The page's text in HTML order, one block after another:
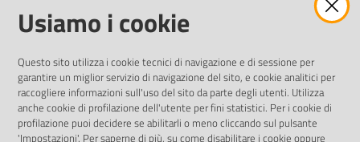
Amministrazione Trasparente
Pubblicità legale
Privacy Policy
Attuazione Misure PNRR
Liste di Attesa
Usiamo i cookie
Questo sito utilizza i cookie tecnici di navigazione e di sessione per
garantire un miglior servizio di navigazione del sito, e cookie analitici per
raccogliere informazioni sull'uso del sito da parte degli utenti. Utilizza
anche cookie di profilazione dell'utente per fini statistici. Per i cookie di
profilazione puoi decidere se abilitarli o meno cliccando sul pulsante
'Impostazioni'. Per saperne di più, su come disabilitare i cookie oppure